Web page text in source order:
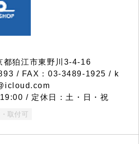
狛江市東野川3-4-16
/ FAX：03-3489-1925 / k
/ 定休日：土・日・祝
取付可